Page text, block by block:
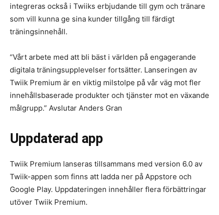
integreras också i Twiiks erbjudande till gym och tränare
som vill kunna ge sina kunder tillgång till färdigt
träningsinnehåll.
“Vårt arbete med att bli bäst i världen på engagerande
digitala träningsupplevelser fortsätter. Lanseringen av
Twiik Premium är en viktig milstolpe på vår väg mot fler
innehållsbaserade produkter och tjänster mot en växande
målgrupp.” Avslutar Anders Gran
Uppdaterad app
Twiik Premium lanseras tillsammans med version 6.0 av
Twiik-appen som finns att ladda ner på Appstore och
Google Play. Uppdateringen innehåller flera förbättringar
utöver Twiik Premium.